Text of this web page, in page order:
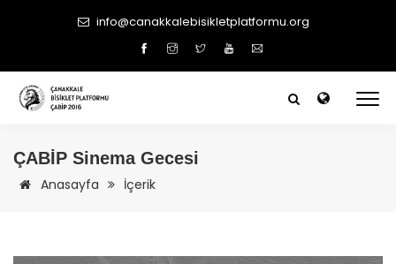
info@canakkalebisikletplatformu.org
ÇABİP Sinema Gecesi
Anasayfa İçerik